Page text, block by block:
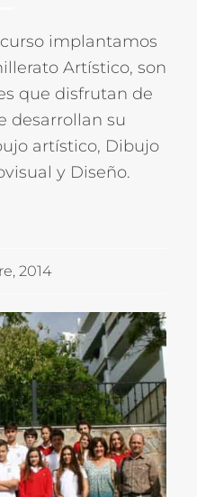
implantamos
Artístico, son
que disfrutan de
desarrollan su
artístico, Dibujo
y Diseño.
2014